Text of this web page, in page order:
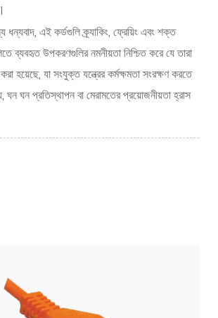
ধন্যবাদ, এই কর্ডগুলি ক্র্যাকিং, ফ্রেয়িং এবং শক্ত
ব্যবহৃত উপকরণগুলির নমনীয়তা নিশ্চিত করে যে তারা
হয়েছে, যা সংযুক্ত যন্ত্রের কর্মক্ষমতা সংরক্ষণ করতে
ঘন ঘন প্রতিস্থাপন বা মেরামতের প্রয়োজনীয়তা হ্রাস